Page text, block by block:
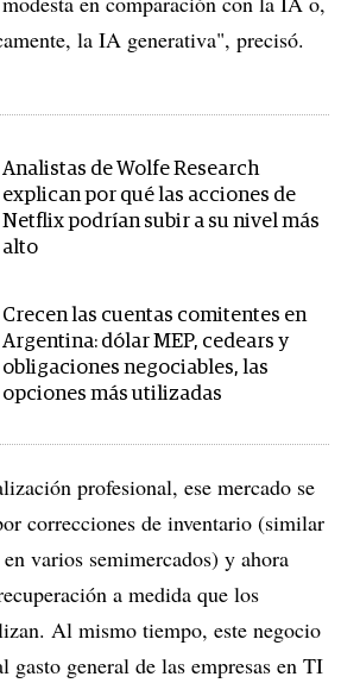
la IA generativa", precisó.
Analistas de Wolfe Research
explican por qué las acciones de
Netflix podrían subir a su nivel más
alto
Crecen las cuentas comitentes en
Argentina: dólar MEP, cedears y
obligaciones negociables, las
opciones más utilizadas
profesional, ese mercado se
correcciones de inventario (similar
varios semimercados) y ahora
a medida que los
Al mismo tiempo, este negocio
gasto general de las empresas en TI